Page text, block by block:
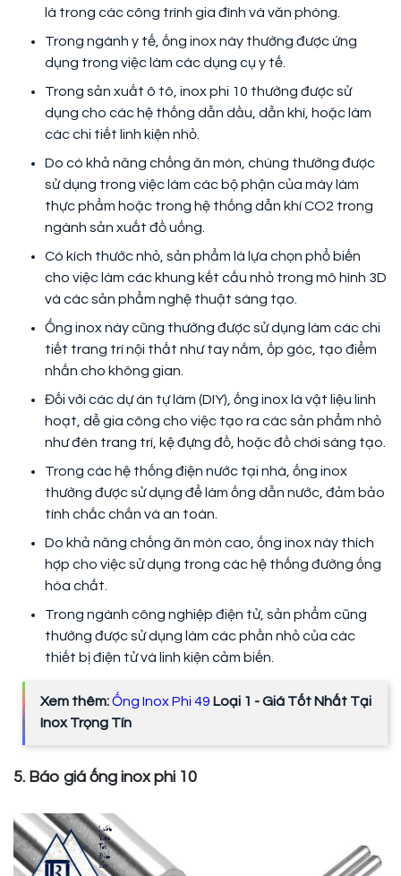
là trong các công trình gia đình và văn phòng.
Trong ngành y tế, ống inox này thường được ứng
dụng trong việc làm các dụng cụ y tế.
Trong sản xuất ô tô, inox phi 10 thường được sử
dụng cho các hệ thống dẫn dầu, dẫn khí, hoặc làm
các chi tiết linh kiện nhỏ.
Do có khả năng chống ăn mòn, chúng thường được
sử dụng trong việc làm các bộ phận của máy làm
thực phẩm hoặc trong hệ thống dẫn khí CO2 trong
ngành sản xuất đồ uống.
Có kích thước nhỏ, sản phẩm là lựa chọn phổ biến
cho việc làm các khung kết cấu nhỏ trong mô hình 3D
và các sản phẩm nghệ thuật sáng tạo.
Ống inox này cũng thường được sử dụng làm các chi
tiết trang trí nội thất như tay nắm, ốp góc, tạo điểm
nhấn cho không gian.
Đối với các dự án tự làm (DIY), ống inox là vật liệu linh
hoạt, dễ gia công cho việc tạo ra các sản phẩm nhỏ
như đèn trang trí, kệ đựng đồ, hoặc đồ chơi sáng tạo.
Trong các hệ thống điện nước tại nhà, ống inox
thường được sử dụng để làm ống dẫn nước, đảm bảo
tính chắc chắn và an toàn.
Do khả năng chống ăn mòn cao, ống inox này thích
hợp cho việc sử dụng trong các hệ thống đường ống
hóa chất.
Trong ngành công nghiệp điện tử, sản phẩm cũng
thường được sử dụng làm các phần nhỏ của các
thiết bị điện tử và linh kiện cảm biến.
Xem thêm:Ống Inox Phi 49 Loại 1 - Giá Tốt Nhất Tại
Inox Trọng Tín
5. Báo giá ống inox phi 10